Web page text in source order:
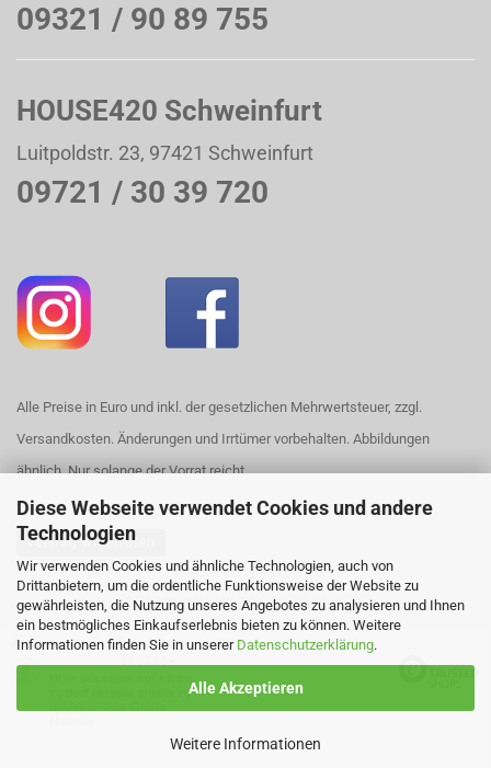
Diese Webseite verwendet Cookies und andere
Technologien
Wir verwenden Cookies und ähnliche Technologien, auch von
Drittanbietern, um die ordentliche Funktionsweise der Website zu
gewährleisten, die Nutzung unseres Angebotes zu analysieren und Ihnen
ein bestmögliches Einkaufserlebnis bieten zu können. Weitere
Informationen finden Sie in unserer Datenschutzerklärung.
Alle Akzeptieren
Weitere Informationen
09321 / 90 89 755
HOUSE420 Schweinfurt
Luitpoldstr. 23, 97421 Schweinfurt
09721 / 30 39 720
Alle Preise in Euro und inkl. der gesetzlichen Mehrwertsteuer, zzgl.
Versandkosten. Änderungen und Irrtümer vorbehalten. Abbildungen
ähnlich. Nur solange der Vorrat reicht.
Vertrag widerrufen
Webshop erstellenmit Gambio.de © 2026
Ausgewählte Top-Bewertungen für https://www.house420.de
zu doof ein paar sheets zu